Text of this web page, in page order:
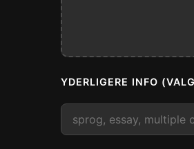
YDERLIGERE INFO